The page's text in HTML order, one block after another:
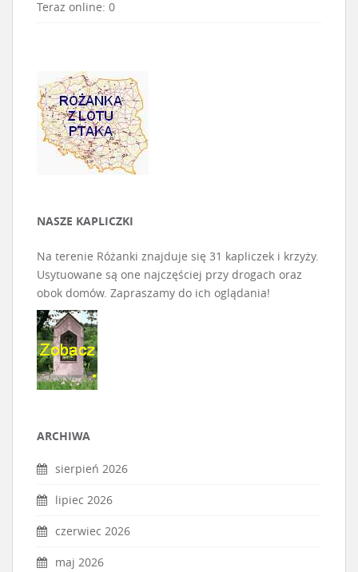
Teraz online: 0
NASZE KAPLICZKI
Na terenie Różanki znajduje się 31 kapliczek i krzyży.
Usytuowane są one najczęściej przy drogach oraz
obok domów. Zapraszamy do ich oglądania!
ARCHIWA
sierpień 2026
lipiec 2026
czerwiec 2026
maj 2026